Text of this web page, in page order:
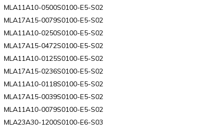
MLA11A10-0500S0100-E5-S02
MLA17A15-0079S0100-E5-S02
MLA11A10-0250S0100-E5-S02
MLA17A15-0472S0100-E5-S02
MLA11A10-0125S0100-E5-S02
MLA17A15-0236S0100-E5-S02
MLA11A10-0118S0100-E5-S02
MLA17A15-0039S0100-E5-S02
MLA11A10-0079S0100-E5-S02
MLA23A30-1200S0100-E6-S03